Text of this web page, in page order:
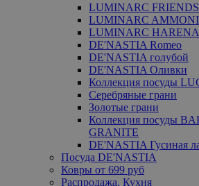
LUMINARC
LUMINARC
LUMINARC HARENA
DE'NASTIA Romeo
DE'NASTIA голубой
DE'NASTIA Оливки
Коллекция посуды
Серебряные грани
Золотые грани
Коллекция посуды
GRANITE
DE'NASTIA Гусиная
Посуда DE'NASTIA
Ковры от 699 руб
Распродажа. Кухня